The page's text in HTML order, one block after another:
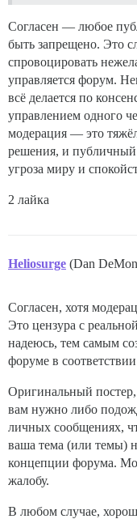
Согласен — любое
быть запрещено. Это
спровоцировать
управляется форум.
всё делается по
управлением одного
модерация — это
решения, и публичный
угроза миру и
2 лайка
Heliosurge (Dan
Согласен, хотя
Это цензура с
надеюсь, тем самым
форуме в
Оригинальный
вам нужно либо
личных сообщениях,
ваша тема (или темы)
концепции форума.
жалобу.
В любом случае,